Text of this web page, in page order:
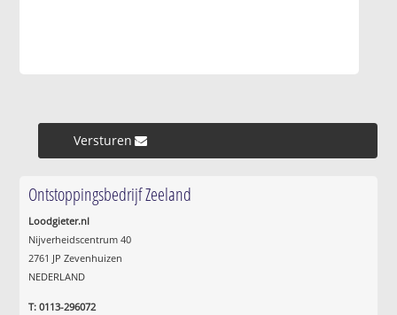
Versturen »
Ontstoppingsbedrijf Zeeland
Loodgieter.nl
Nijverheidscentrum 40
2761 JP Zevenhuizen
NEDERLAND
T: 0113-296072